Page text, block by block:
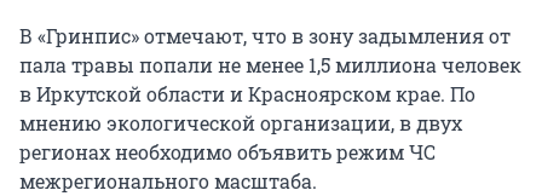
В «Гринпис» отмечают, что в зону задымления от
пала травы попали не менее 1,5 миллиона человек
в Иркутской области и Красноярском крае. По
мнению экологической организации, в двух
регионах необходимо объявить режим ЧС
межрегионального масштаба.